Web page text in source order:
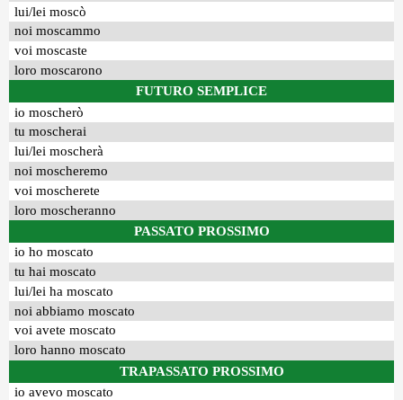
lui/lei moscò
noi moscammo
voi moscaste
loro moscarono
FUTURO SEMPLICE
io moscherò
tu moscherai
lui/lei moscherà
noi moscheremo
voi moscherete
loro moscheranno
PASSATO PROSSIMO
io ho moscato
tu hai moscato
lui/lei ha moscato
noi abbiamo moscato
voi avete moscato
loro hanno moscato
TRAPASSATO PROSSIMO
io avevo moscato